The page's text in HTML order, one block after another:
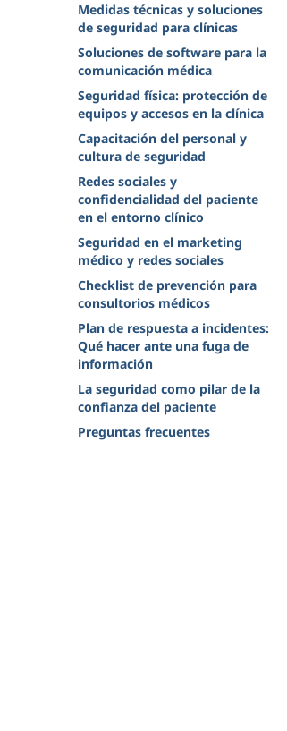
Medidas técnicas y soluciones
de seguridad para clínicas
Soluciones de software para la
comunicación médica
Seguridad física: protección de
equipos y accesos en la clínica
Capacitación del personal y
cultura de seguridad
Redes sociales y
confidencialidad del paciente
en el entorno clínico
Seguridad en el marketing
médico y redes sociales
Checklist de prevención para
consultorios médicos
Plan de respuesta a incidentes:
Qué hacer ante una fuga de
información
La seguridad como pilar de la
confianza del paciente
Preguntas frecuentes